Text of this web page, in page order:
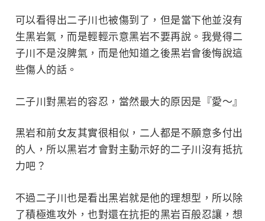
可以看得出二子川也被傷到了，但是當下他並沒有
生黑岩氣，而是輕輕示意黑岩不要再說。我覺得二
子川不是沒脾氣，而是他知道之後黑岩會後悔說這
些傷人的話。
二子川對黑岩的容忍，當然最大的原因是『愛～』
黑岩和前女友其實很相似，二人都是不願意多付出
的人，所以黑岩才會對主動示好的二子川沒有抵抗
力吧？
不過二子川也是看出黑岩就是他的理想型，所以除
了積極進攻外，也對還在抗拒的黑岩百般忍讓，想